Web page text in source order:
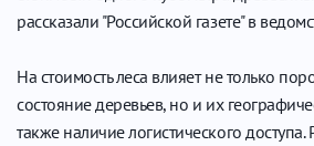
рассказали "Российской газете" в
На стоимость леса влияет не только
состояние деревьев, но и их
также наличие логистического